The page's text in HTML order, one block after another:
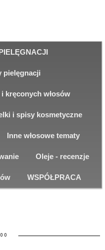
pielęgnacji
kręconych włosów
i spisy kosmetyczne
Inne włosowe tematy
Oleje - recenzje
WSPÓŁPRACA